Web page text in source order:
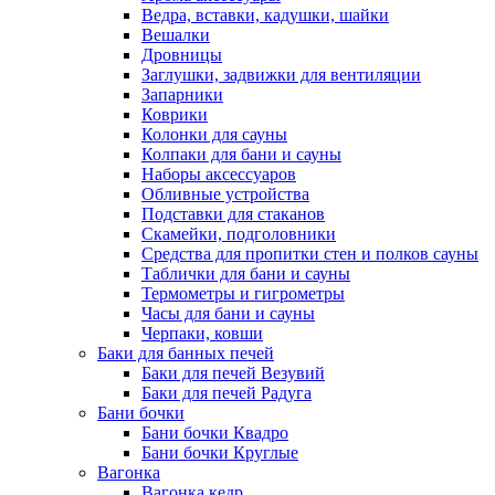
Ведра, вставки, кадушки, шайки
Вешалки
Дровницы
Заглушки, задвижки для вентиляции
Запарники
Коврики
Колонки для сауны
Колпаки для бани и сауны
Наборы аксессуаров
Обливные устройства
Подставки для стаканов
Скамейки, подголовники
Средства для пропитки стен и полков сауны
Таблички для бани и сауны
Термометры и гигрометры
Часы для бани и сауны
Черпаки, ковши
Баки для банных печей
Баки для печей Везувий
Баки для печей Радуга
Бани бочки
Бани бочки Квадро
Бани бочки Круглые
Вагонка